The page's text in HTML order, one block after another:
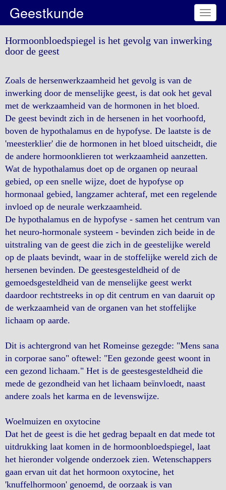
Toggle
Geestkunde
Hormoonbloedspiegel is het gevolg van inwerking
door de geest
Zoals de hersenwerkzaamheid het gevolg is van de
inwerking door de menselijke geest, is dat ook het geval
met de werkzaamheid van de hormonen in het bloed.
De geest bevindt zich in de hersenen in het voorhoofd,
boven de hypothalamus en de hypofyse. De laatste is de
'meesterklier' die de hormonen in het bloed uitscheidt, die
de andere hormoonklieren tot werkzaamheid aanzetten.
Wat de hypothalamus doet op de organen op neuraal
gebied, op een snelle wijze, doet de hypofyse op
hormonaal gebied, langzamer achteraf, met een regelende
invloed op de neurale werkzaamheid.
De hypothalamus en de hypofyse - samen het centrum van
het neuro-hormonale systeem - bevinden zich beide in de
uitstraling van de geest die zich in de geestelijke wereld
op de plaats bevindt, waar in de stoffelijke wereld zich de
hersenen bevinden. De geestesgesteldheid of de
gemoedsgesteldheid van de menselijke geest werkt
daardoor rechtstreeks in op dit centrum en van daaruit op
de werkzaamheid van de organen van het stoffelijke
lichaam op aarde.
Dit is achtergrond van het Romeinse gezegde: "Mens sana
in corporae sano" oftewel: "Een gezonde geest woont in
een gezond lichaam." Het is de geestesgesteldheid die
mede de gezondheid van het lichaam beïnvloedt, naast
andere zoals het karma en de levenswijze.
Woelmuizen en oxytocine
Dat het de geest is die het gedrag bepaalt en dat mede tot
uitdrukking laat komen in de hormoonbloedspiegel, laat
het hieronder volgende onderzoek zien. Wetenschappers
gaan ervan uit dat het hormoon oxytocine, het
'knuffelhormoon' genoemd, de oorzaak is van